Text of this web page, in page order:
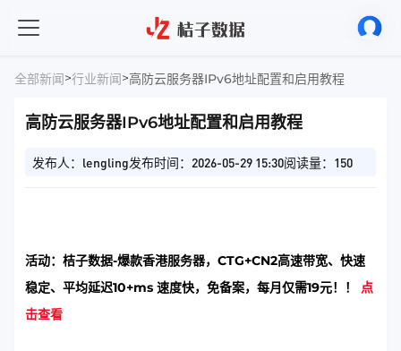
全部新闻>行业新闻>高防云服务器IPv6地址配置和启用教程
高防云服务器IPv6地址配置和启用教程
发布人：lengling发布时间：2026-05-29 15:30阅读量：150
活动：桔子数据-爆款香港服务器，CTG+CN2高速带宽、快速
稳定、平均延迟10+ms 速度快，免备案，每月仅需19元！！ 点
击查看